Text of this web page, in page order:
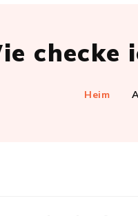
checke
Heim